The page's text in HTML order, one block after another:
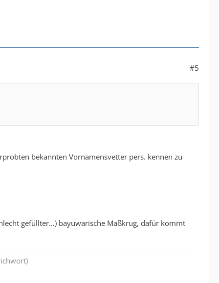
#5
bekannten Vornamensvetter pers. kennen zu
gefüllter…) bayuwarische Maßkrug, dafür kommt